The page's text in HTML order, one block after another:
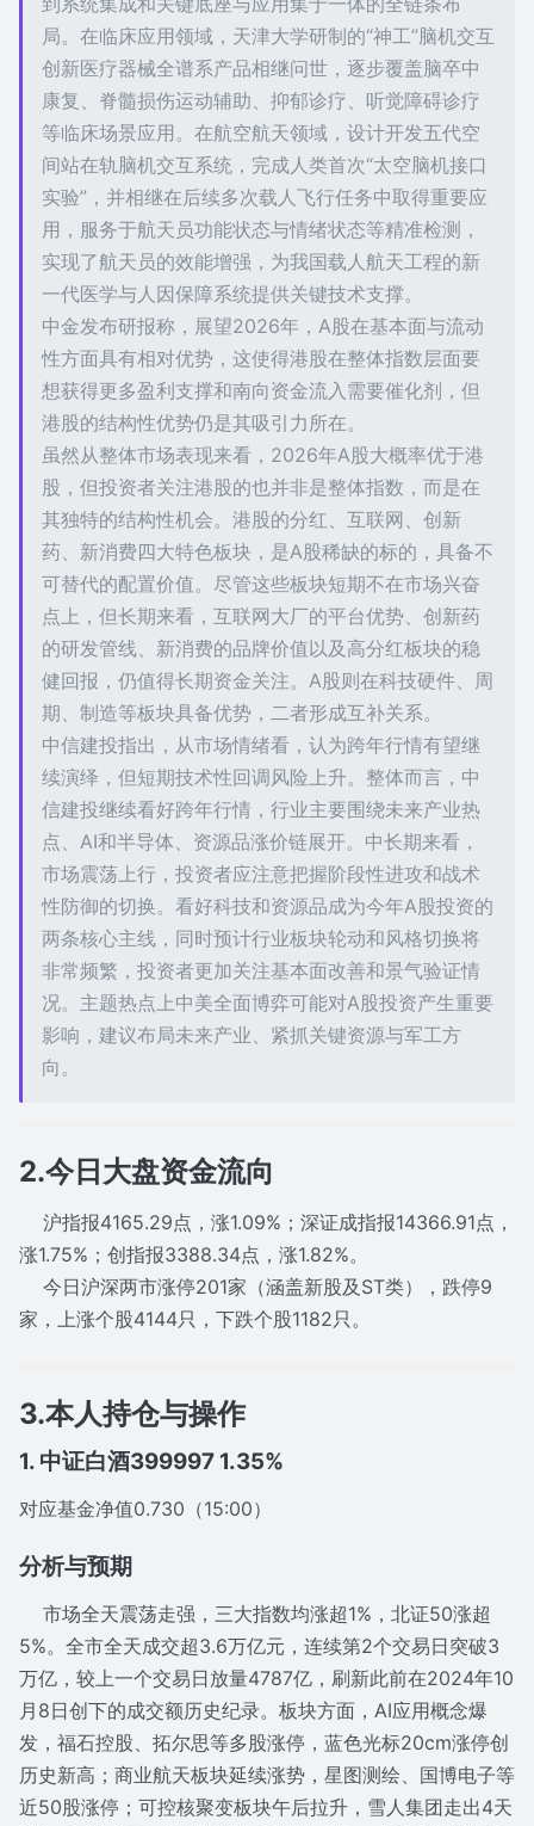
局。在临床应用领域，天津大学研制的“神工”脑机交互
创新医疗器械全谱系产品相继问世，逐步覆盖脑卒中
康复、脊髓损伤运动辅助、抑郁诊疗、听觉障碍诊疗
等临床场景应用。在航空航天领域，设计开发五代空
间站在轨脑机交互系统，完成人类首次“太空脑机接口
实验”，并相继在后续多次载人飞行任务中取得重要应
用，服务于航天员功能状态与情绪状态等精准检测，
实现了航天员的效能增强，为我国载人航天工程的新
一代医学与人因保障系统提供关键技术支撑。
中金发布研报称，展望2026年，A股在基本面与流动
性方面具有相对优势，这使得港股在整体指数层面要
想获得更多盈利支撑和南向资金流入需要催化剂，但
港股的结构性优势仍是其吸引力所在。
虽然从整体市场表现来看，2026年A股大概率优于港
股，但投资者关注港股的也并非是整体指数，而是在
其独特的结构性机会。港股的分红、互联网、创新
药、新消费四大特色板块，是A股稀缺的标的，具备不
可替代的配置价值。尽管这些板块短期不在市场兴奋
点上，但长期来看，互联网大厂的平台优势、创新药
的研发管线、新消费的品牌价值以及高分红板块的稳
健回报，仍值得长期资金关注。A股则在科技硬件、周
期、制造等板块具备优势，二者形成互补关系。
中信建投指出，从市场情绪看，认为跨年行情有望继
续演绎，但短期技术性回调风险上升。整体而言，中
信建投继续看好跨年行情，行业主要围绕未来产业热
点、AI和半导体、资源品涨价链展开。中长期来看，
市场震荡上行，投资者应注意把握阶段性进攻和战术
性防御的切换。看好科技和资源品成为今年A股投资的
两条核心主线，同时预计行业板块轮动和风格切换将
非常频繁，投资者更加关注基本面改善和景气验证情
况。主题热点上中美全面博弈可能对A股投资产生重要
影响，建议布局未来产业、紧抓关键资源与军工方
向。
2.今日大盘资金流向
沪指报4165.29点，涨1.09%；深证成指报14366.91点，
涨1.75%；创指报3388.34点，涨1.82%。
今日沪深两市涨停201家（涵盖新股及ST类），跌停9
家，上涨个股4144只，下跌个股1182只。
3.本人持仓与操作
1. 中证白酒399997 1.35%
对应基金净值0.730（15:00）
分析与预期
市场全天震荡走强，三大指数均涨超1%，北证50涨超
5%。全市全天成交超3.6万亿元，连续第2个交易日突破3
万亿，较上一个交易日放量4787亿，刷新此前在2024年10
月8日创下的成交额历史纪录。板块方面，AI应用概念爆
发，福石控股、拓尔思等多股涨停，蓝色光标20cm涨停创
历史新高；商业航天板块延续涨势，星图测绘、国博电子等
近50股涨停；可控核聚变板块午后拉升，雪人集团走出4天